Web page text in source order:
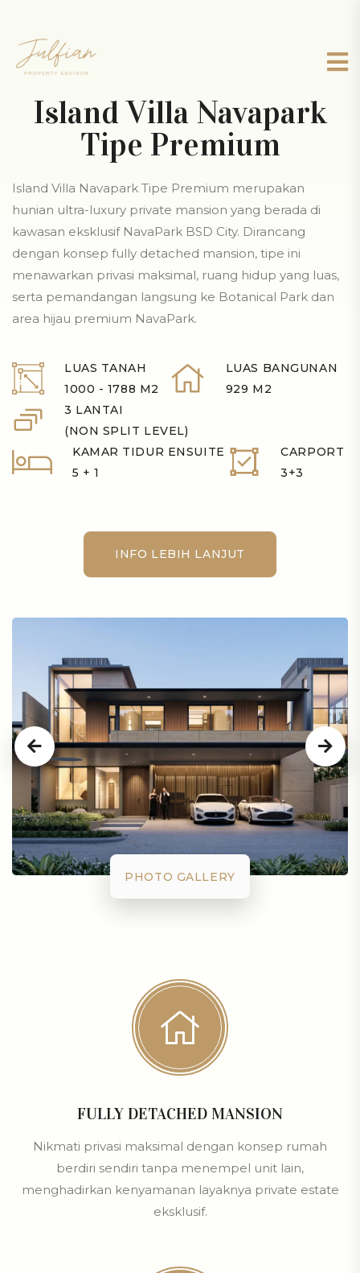
Island Villa Navapark
Tipe Premium
Island Villa Navapark Tipe Premium merupakan
hunian ultra-luxury private mansion yang berada di
kawasan eksklusif NavaPark BSD City. Dirancang
dengan konsep fully detached mansion, tipe ini
menawarkan privasi maksimal, ruang hidup yang luas,
serta pemandangan langsung ke Botanical Park dan
area hijau premium NavaPark.
LUAS TANAH
1000 - 1788 M2
LUAS BANGUNAN
929 M2
3 LANTAI
(NON SPLIT LEVEL)
KAMAR TIDUR ENSUITE
5 + 1
CARPORT
3+3
INFO LEBIH LANJUT
INFO LEBIH LANJUT
PHOTO GALLERY
FULLY DETACHED MANSION
Nikmati privasi maksimal dengan konsep rumah
berdiri sendiri tanpa menempel unit lain,
menghadirkan kenyamanan layaknya private estate
eksklusif.